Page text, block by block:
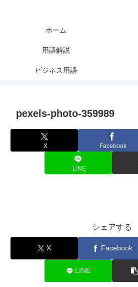
ホーム
用語解説
ビジネス用語
pexels-photo-359989
X Facebook
LINE
シェアする
X Facebook
LINE